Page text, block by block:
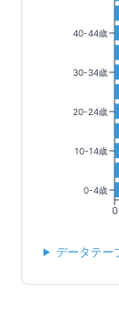
0
40-44歳
30-34歳
20-24歳
10-14歳
0-4歳
データテー